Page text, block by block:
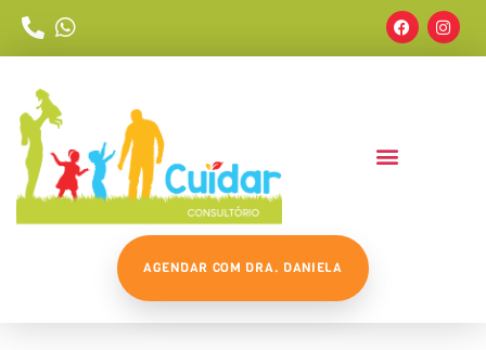
AGENDAR COM DRA. DANIELA